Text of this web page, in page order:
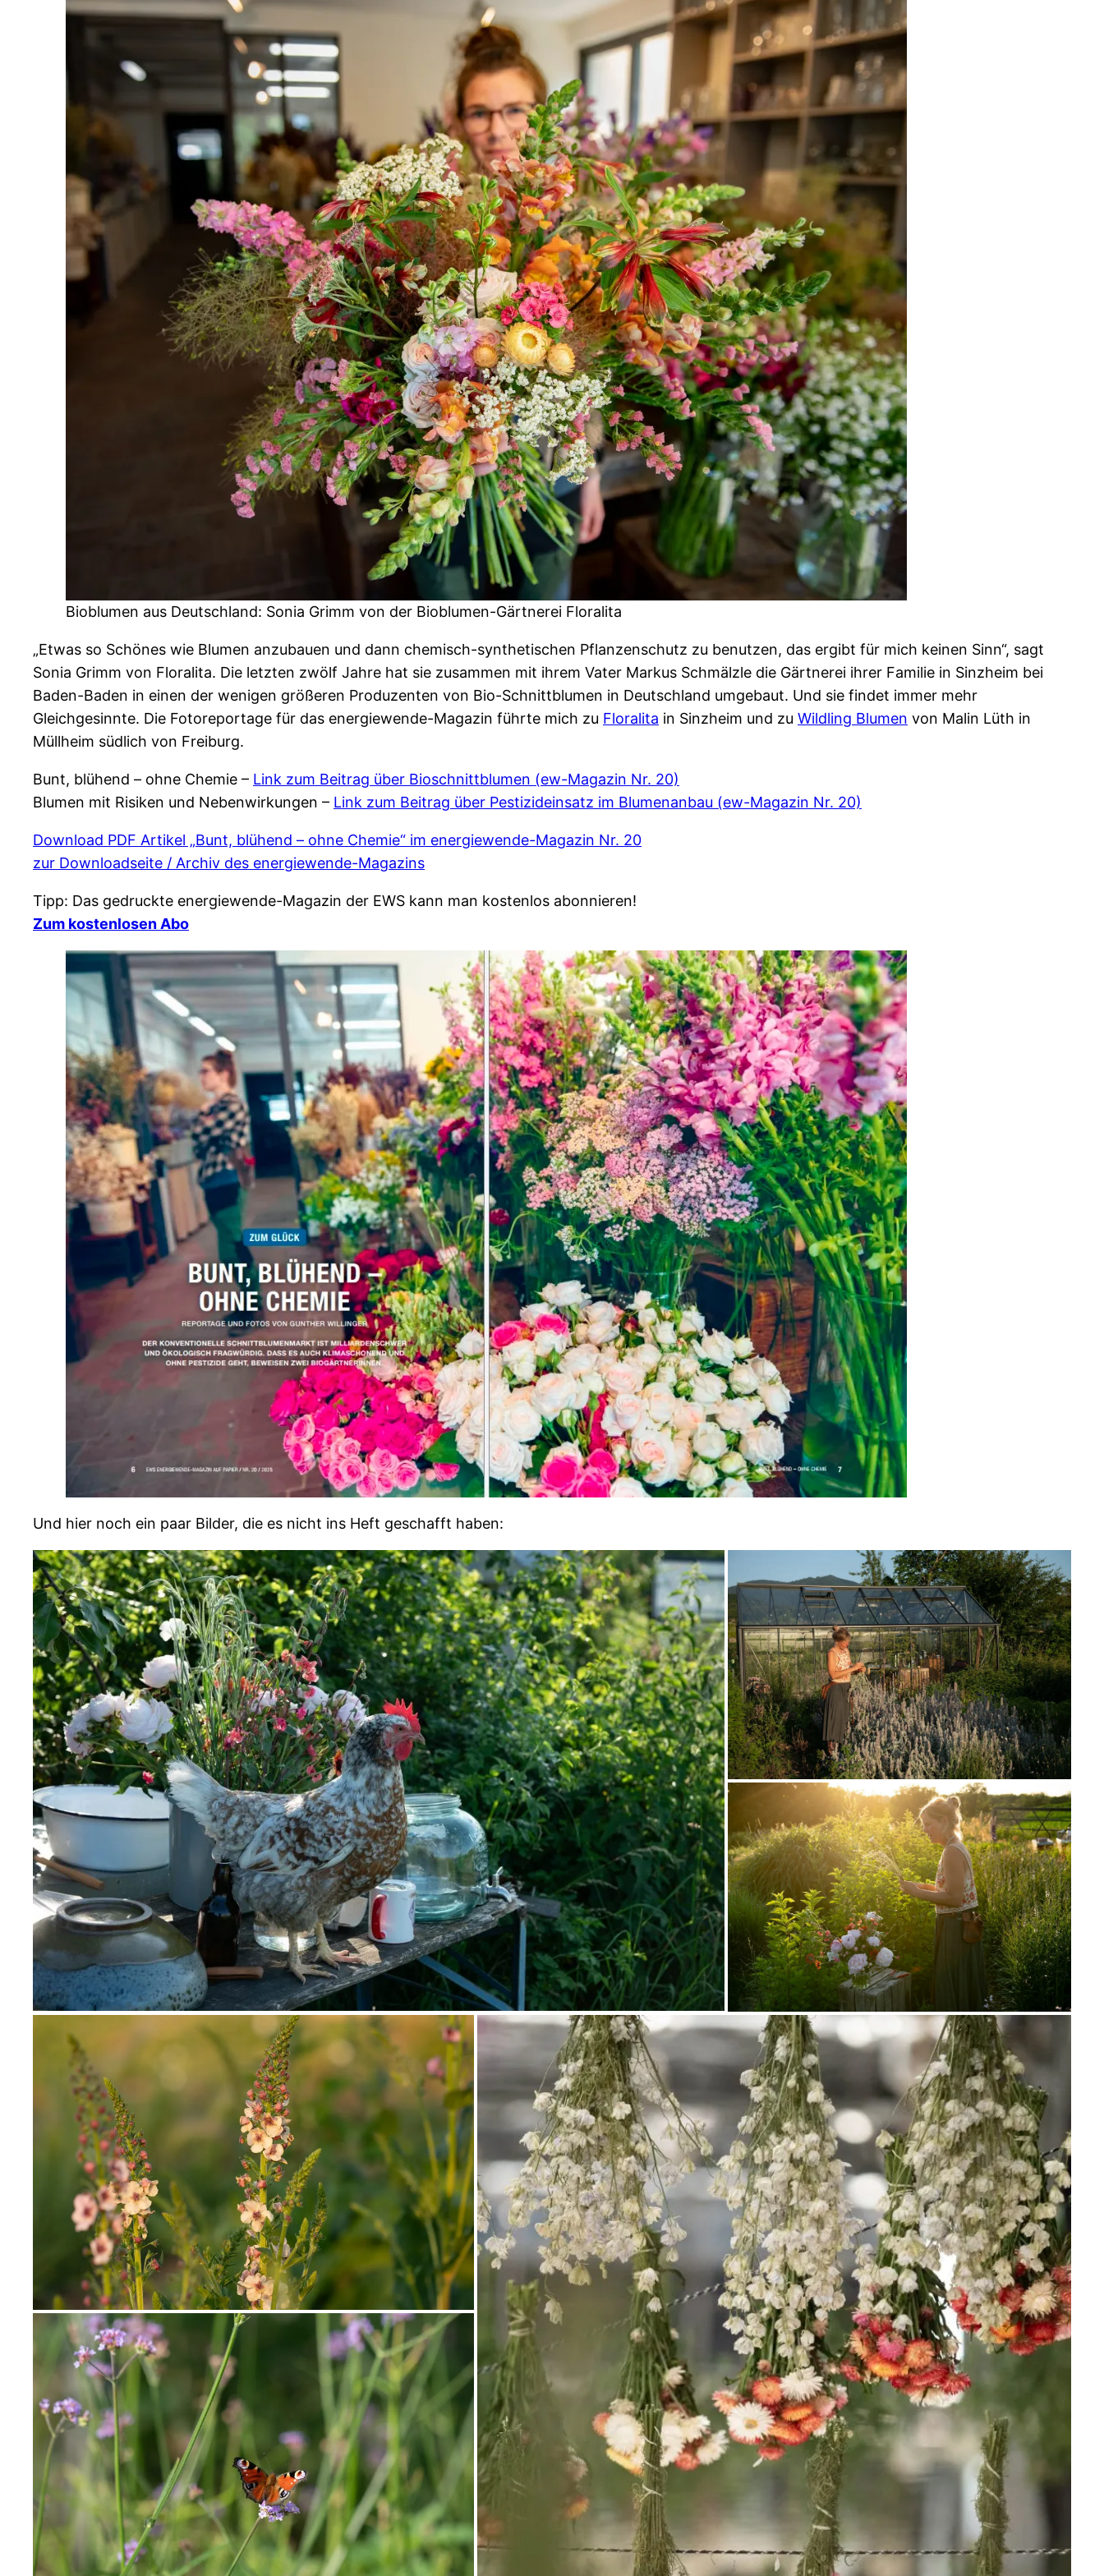
Bioblumen aus Deutschland: Sonia Grimm von der Bioblumen-Gärtnerei Floralita
„Etwas so Schönes wie Blumen anzubauen und dann chemisch-synthetischen Pflanzenschutz zu benutzen, das ergibt für mich keinen Sinn“, sagt
Sonia Grimm von Floralita. Die letzten zwölf Jahre hat sie zusammen mit ihrem Vater Markus Schmälzle die Gärtnerei ihrer Familie in Sinzheim bei
Baden-Baden in einen der wenigen größeren Produzenten von Bio-Schnittblumen in Deutschland umgebaut. Und sie findet immer mehr
Gleichgesinnte. Die Fotoreportage für das energiewende-Magazin führte mich zu Floralita in Sinzheim und zu Wildling Blumen von Malin Lüth in
Müllheim südlich von Freiburg.
Bunt, blühend – ohne Chemie – Link zum Beitrag über Bioschnittblumen (ew-Magazin Nr. 20)
Blumen mit Risiken und Nebenwirkungen – Link zum Beitrag über Pestizideinsatz im Blumenanbau (ew-Magazin Nr. 20)
Download PDF Artikel „Bunt, blühend – ohne Chemie“ im energiewende-Magazin Nr. 20
zur Downloadseite / Archiv des energiewende-Magazins
Tipp: Das gedruckte energiewende-Magazin der EWS kann man kostenlos abonnieren!
Zum kostenlosen Abo
Und hier noch ein paar Bilder, die es nicht ins Heft geschafft haben: